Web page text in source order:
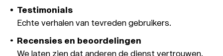
Testimonials
Echte verhalen van tevreden gebruikers.
Recensies en beoordelingen
We laten zien dat anderen de dienst vertrouwen.